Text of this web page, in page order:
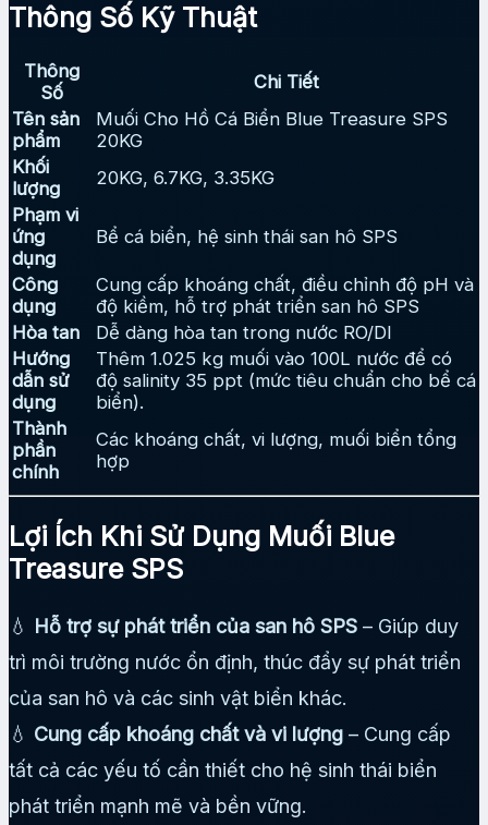
Thông Số Kỹ Thuật
Thông
Số
Chi Tiết
Tên sản
phẩm
Muối Cho Hồ Cá Biển Blue Treasure SPS
20KG
Khối
lượng
20KG, 6.7KG, 3.35KG
Phạm vi
ứng
dụng
Bể cá biển, hệ sinh thái san hô SPS
Công
dụng
Cung cấp khoáng chất, điều chỉnh độ pH và
độ kiềm, hỗ trợ phát triển san hô SPS
Hòa tan
Dễ dàng hòa tan trong nước RO/DI
Hướng
dẫn sử
dụng
Thêm 1.025 kg muối vào 100L nước để có
độ salinity 35 ppt (mức tiêu chuẩn cho bể cá
biển).
Thành
phần
chính
Các khoáng chất, vi lượng, muối biển tổng
hợp
Lợi Ích Khi Sử Dụng Muối Blue
Treasure SPS
💧 Hỗ trợ sự phát triển của san hô SPS – Giúp duy
trì môi trường nước ổn định, thúc đẩy sự phát triển
của san hô và các sinh vật biển khác.
💧 Cung cấp khoáng chất và vi lượng – Cung cấp
tất cả các yếu tố cần thiết cho hệ sinh thái biển
phát triển mạnh mẽ và bền vững.